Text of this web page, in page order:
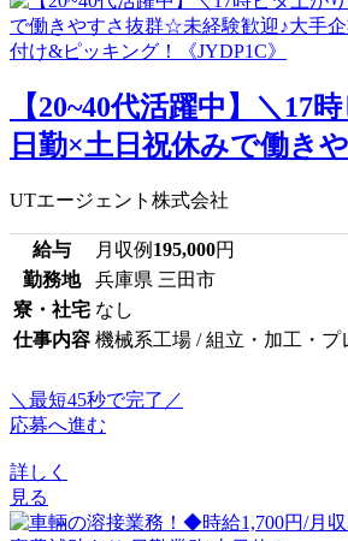
【20~40代活躍中】＼17
日勤×土日祝休みで働き
UTエージェント株式会社
給与 月収例 195,000円
勤務地
兵庫県 三田市
寮・社宅 なし
仕事内容 機械系工場 / 組立・加工・プ
＼最短45秒で完了／
応募へ進む
詳しく
見る